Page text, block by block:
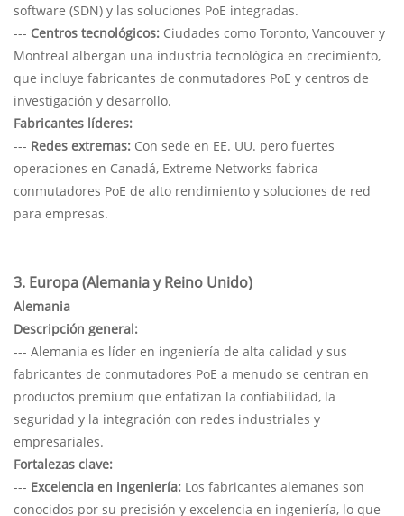
software (SDN) y las soluciones PoE integradas.
--- Centros tecnológicos: Ciudades como Toronto, Vancouver y
Montreal albergan una industria tecnológica en crecimiento,
que incluye fabricantes de conmutadores PoE y centros de
investigación y desarrollo.
Fabricantes líderes:
--- Redes extremas: Con sede en EE. UU. pero fuertes
operaciones en Canadá, Extreme Networks fabrica
conmutadores PoE de alto rendimiento y soluciones de red
para empresas.
3. Europa (Alemania y Reino Unido)
Alemania
Descripción general:
--- Alemania es líder en ingeniería de alta calidad y sus
fabricantes de conmutadores PoE a menudo se centran en
productos premium que enfatizan la confiabilidad, la
seguridad y la integración con redes industriales y
empresariales.
Fortalezas clave:
--- Excelencia en ingeniería: Los fabricantes alemanes son
conocidos por su precisión y excelencia en ingeniería, lo que